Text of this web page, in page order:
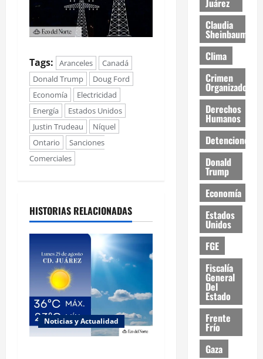
Tags: Aranceles
Canadá
Donald Trump
Doug Ford
Economía
Electricidad
Energía
Estados Unidos
Justin Trudeau
Níquel
Ontario
Sanciones
Comerciales
HISTORIAS RELACIONADAS
Noticias y Actualidad
Juárez
Claudia
Sheinbaum
Clima
Crimen
Organizado
Derechos
Humanos
Detenciones
Donald
Trump
Economía
Estados
Unidos
FGE
Fiscalía
General
Del
Estado
Frente
Frío
Gaza